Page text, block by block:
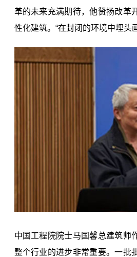
革的未来充满期待，他赞扬改革
性化建筑。“在封闭的环境中埋头
中国工程院院士马国馨总建筑师
整个行业的进步非常重要。一批